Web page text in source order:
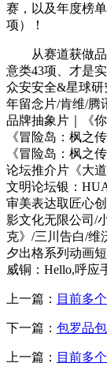
赛，以及年度榜
项）！
从赛道获做品
意类43项、才是
众安安全&星球研
年留念片/肯维/腾
品牌抽象片｜《
《冒险岛：枫之
《冒险岛：枫之
论坛推介片《大
文明论坛银：
审美表达取匠心
影文化无限公司/
克》/三川告白/维
夕出格系列动画
威铜：Hello,呼应
上一篇： 目前多
下一篇： 包罗品
上一篇： 目前多